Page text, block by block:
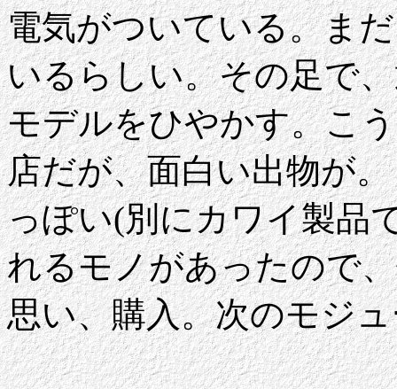
電気がついている。ま
いるらしい。その足で
モデルをひやかす。こ
店だが、面白い出物が
っぽい(別にカワイ製品
れるモノがあったので
思い、購入。次のモジ